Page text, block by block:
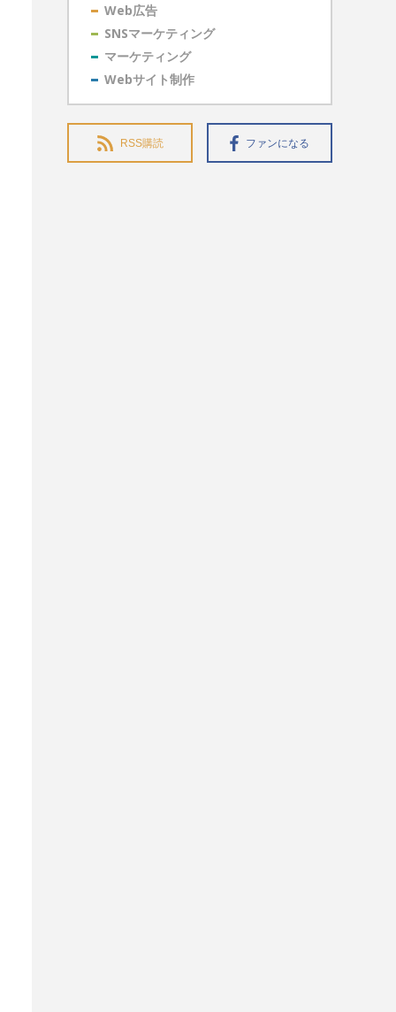
Web広告
SNSマーケティング
マーケティング
Webサイト制作
RSS購読 ファンになる